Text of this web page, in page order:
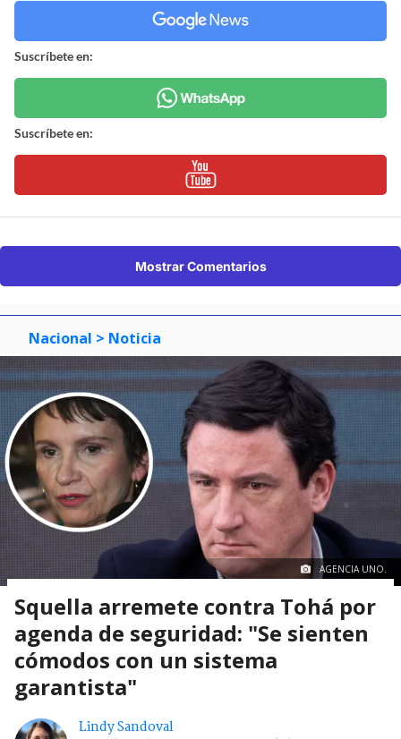
Suscríbete en:
Suscríbete en:
Mostrar Comentarios
Nacional > Noticia
AGENCIA UNO.
Squella arremete contra Tohá por
agenda de seguridad: "Se sienten
cómodos con un sistema
garantista"
Lindy Sandoval